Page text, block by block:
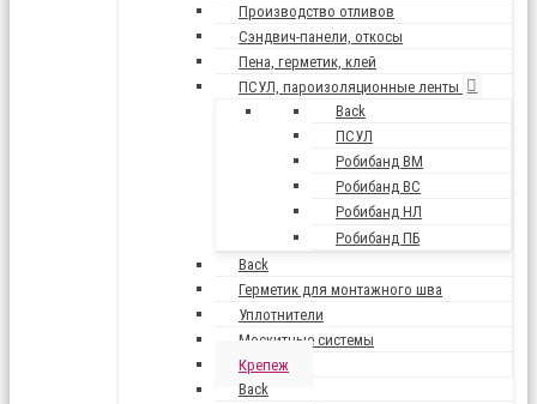
Производство отливов
Сэндвич-панели, откосы
Пена, герметик, клей
ПСУЛ, пароизоляционные ленты
Back
ПСУЛ
Робибанд ВМ
Робибанд ВС
Робибанд НЛ
Робибанд ПБ
Back
Герметик для монтажного шва
Уплотнители
Москитные системы
Крепеж
Back